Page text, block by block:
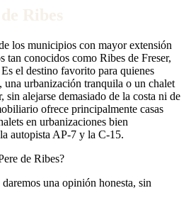
los municipios con mayor extensión
tan conocidos como Ribes de Freser,
el destino favorito para quienes
una urbanización tranquila o un chalet
sin alejarse demasiado de la costa ni de
ofrece principalmente casas
en urbanizaciones bien
autopista AP-7 y la C-15.
de Ribes?
una opinión honesta, sin